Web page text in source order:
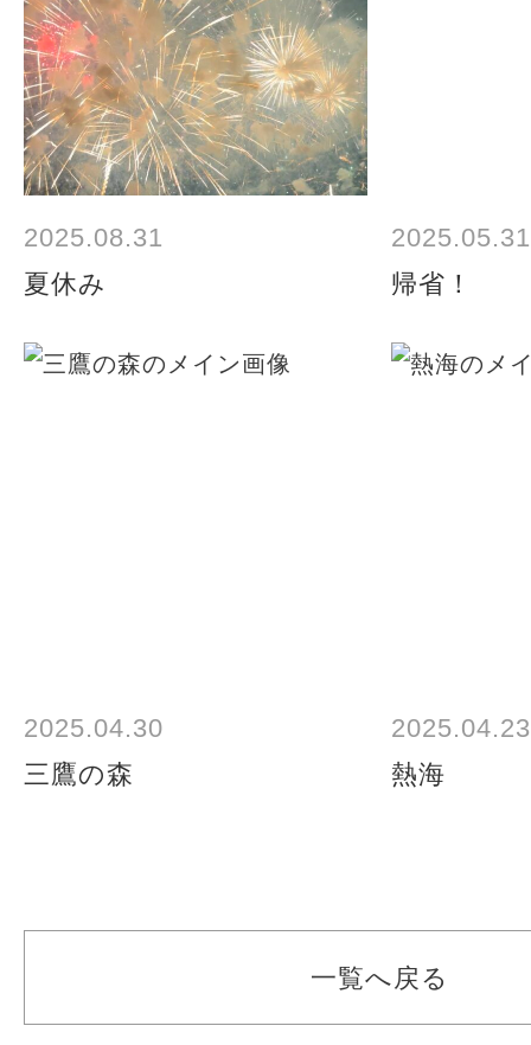
2025.08.31
夏休み
2025.05.31
帰省！
2025.04.30
三鷹の森
2025.04.23
熱海
一覧へ戻る